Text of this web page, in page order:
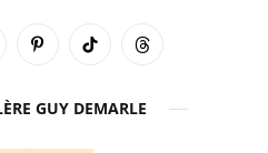
PinterestTikTok Threads
GUY DEMARLE